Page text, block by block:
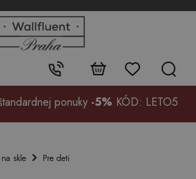
Kontakt:
+48
99
ponuky -5% KÓD: LETO5
skle Pre deti